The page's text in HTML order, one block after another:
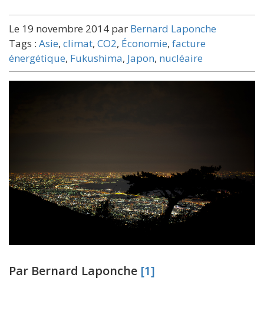
Le 19 novembre 2014 par Bernard Laponche
Tags : Asie, climat, CO2, Économie, facture
énergétique, Fukushima, Japon, nucléaire
Par Bernard Laponche [1]